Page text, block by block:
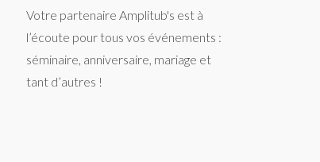
Votre partenaire Amplitub's est à
l’écoute pour tous vos événements :
séminaire, anniversaire, mariage et
tant d’autres !